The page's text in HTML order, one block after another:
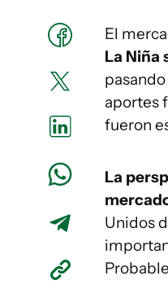
El
La Niña
aportes
fueron
La
Unidos